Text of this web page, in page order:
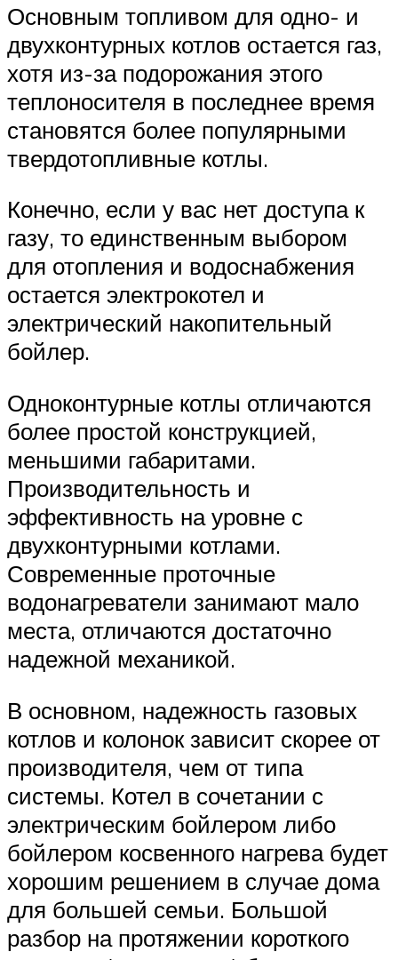
Основным топливом для одно- и
двухконтурных котлов остается газ,
хотя из-за подорожания этого
теплоносителя в последнее время
становятся более популярными
твердотопливные котлы.
Конечно, если у вас нет доступа к
газу, то единственным выбором
для отопления и водоснабжения
остается электрокотел и
электрический накопительный
бойлер.
Одноконтурные котлы отличаются
более простой конструкцией,
меньшими габаритами.
Производительность и
эффективность на уровне с
двухконтурными котлами.
Современные проточные
водонагреватели занимают мало
места, отличаются достаточно
надежной механикой.
В основном, надежность газовых
котлов и колонок зависит скорее от
производителя, чем от типа
системы. Котел в сочетании с
электрическим бойлером либо
бойлером косвенного нагрева будет
хорошим решением в случае дома
для большей семьи. Большой
разбор на протяжении короткого